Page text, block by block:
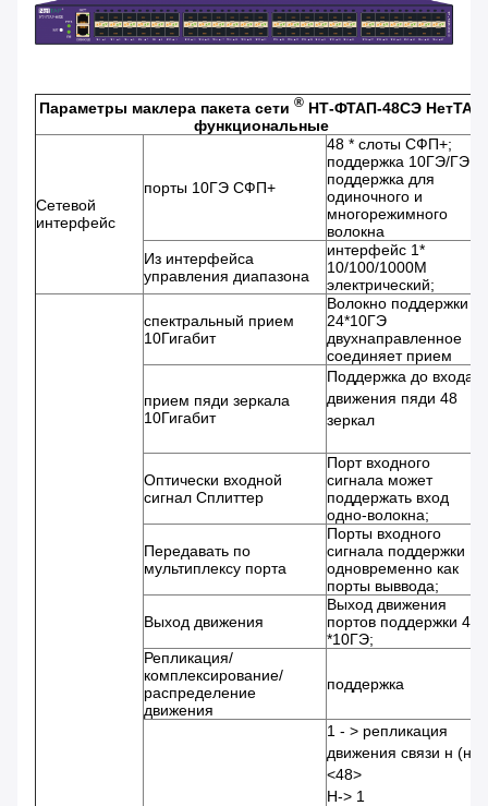
Параметры маклера пакета сети ®НТ-ФТАП-48СЭ НетТАП
функциональные
Сетевой
интерфейс
порты 10ГЭ СФП+
48 * слоты СФП+;
поддержка 10ГЭ/ГЭ;
поддержка для
одиночного и
многорежимного
волокна
Из интерфейса
управления диапазона
интерфейс 1*
10/100/1000М
электрический;
спектральный прием
10Гигабит
Волокно поддержки
24*10ГЭ
двухнаправленное
соединяет прием
прием пяди зеркала
10Гигабит
Поддержка до входа
движения пяди 48
зеркал
Оптически входной
сигнал Сплиттер
Порт входного
сигнала может
поддержать вход
одно-волокна;
Передавать по
мультиплексу порта
Порты входного
сигнала поддержки
одновременно как
порты выввода;
Выход движения
Выход движения
портов поддержки 48
*10ГЭ;
Репликация/
комплексирование/
распределение
движения
поддержка
1 - > репликация
движения связи н (н
<48>
Н-> 1